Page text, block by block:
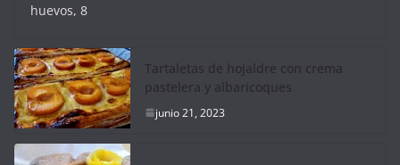
huevos, 8
Tartaletas de hojaldre con crema
pastelera y albaricoques
junio 21, 2023